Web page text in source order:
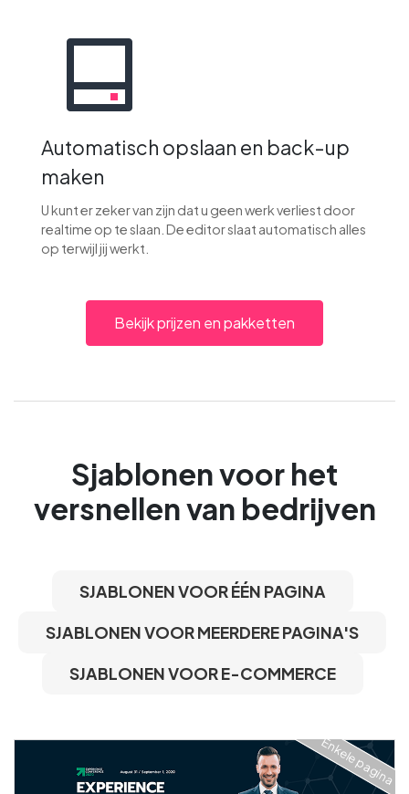
Automatisch opslaan en back-up
maken
U kunt er zeker van zijn dat u geen werk verliest door
realtime op te slaan. De editor slaat automatisch alles
op terwijl jij werkt.
Bekijk prijzen en pakketten
Sjablonen voor het
versnellen van bedrijven
SJABLONEN VOOR ÉÉN PAGINA
SJABLONEN VOOR MEERDERE PAGINA'S
SJABLONEN VOOR E-COMMERCE
Enkele pagina